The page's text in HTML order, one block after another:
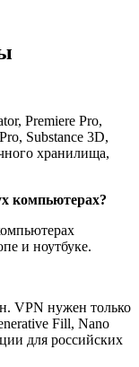
Premiere Pro,
Substance 3D,
хранилища,
компьютерах?
и ноутбуке.
VPN нужен только
Fill, Nano
для российских